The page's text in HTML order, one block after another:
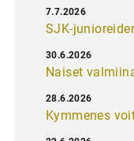
SJK-
7.7.2026
Naiset
30.6.2026
Kymmenes
28.6.2026